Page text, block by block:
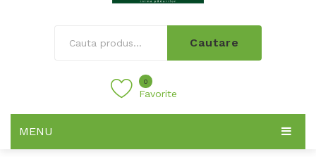
Cautare
0
Favorite
MENU